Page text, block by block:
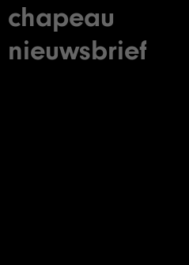
chapeau
nieuwsbrief